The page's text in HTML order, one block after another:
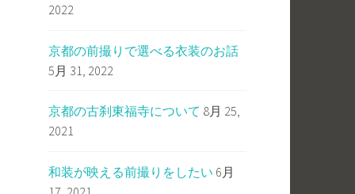
2022
京都の前撮りで選べる衣装のお話
5月 31, 2022
京都の古刹東福寺について 8月 25,
2021
和装が映える前撮りをしたい 6月